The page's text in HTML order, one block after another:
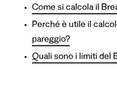
Come si calcola il
Perché è utile il
pareggio?
Quali sono i limiti del